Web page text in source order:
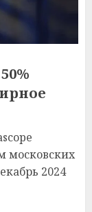
московских
2024